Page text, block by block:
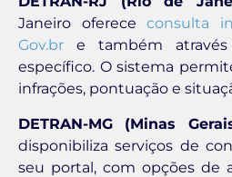
Janeiro oferececonsulta
Gov.br e também
específico. O sistema
infrações, pontuação e
DETRAN-MG (Minas
disponibiliza serviços de
seu portal, com opções de